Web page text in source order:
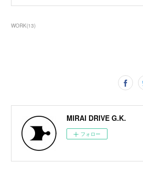
WORK(13)
MIRAI DRIVE G.K.
フォロー